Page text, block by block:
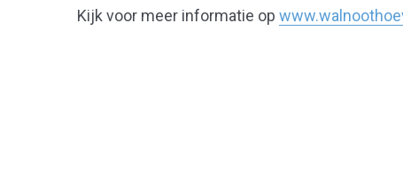
Kijk voor meer informatie op